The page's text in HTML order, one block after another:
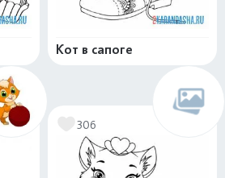
Кот в сапоге
306